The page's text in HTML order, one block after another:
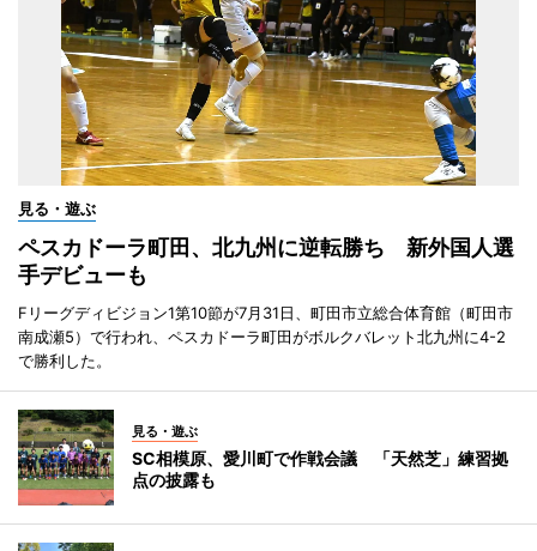
見る・遊ぶ
ペスカドーラ町田、北九州に逆転勝ち 新外国人選
手デビューも
Fリーグディビジョン1第10節が7月31日、町田市立総合体育館（町田市
南成瀬5）で行われ、ペスカドーラ町田がボルクバレット北九州に4-2
で勝利した。
見る・遊ぶ
SC相模原、愛川町で作戦会議 「天然芝」練習拠
点の披露も